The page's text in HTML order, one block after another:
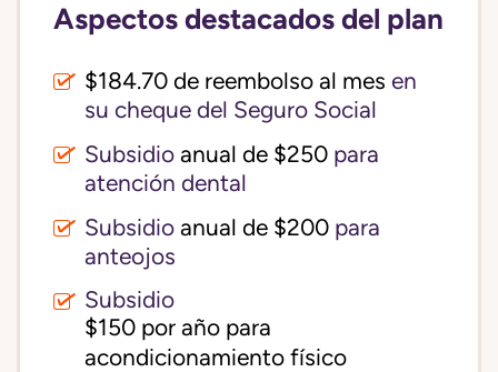
Aspectos destacados del plan
$184.70 de reembolso al mes en
su cheque del Seguro Social
Subsidio anual de $250 para
atención dental
Subsidio anual de $200 para
anteojos
Subsidio
$150 por año para
acondicionamiento físico